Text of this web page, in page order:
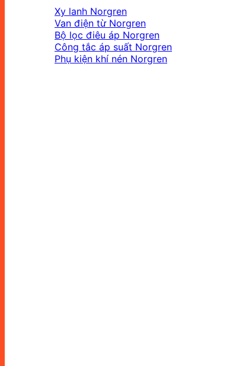
Xy lanh Norgren
Van điện từ Norgren
Bộ lọc điêu áp Norgren
Công tắc áp suất Norgren
Phụ kiện khí nén Norgren